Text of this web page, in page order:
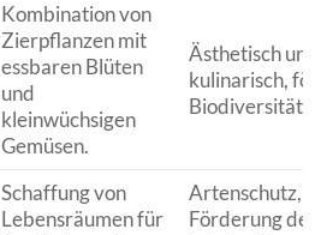
Kombination von
Zierpflanzen mit
essbaren Blüten
und
kleinwüchsigen
Gemüsen.
Ästhetisch und
kulinarisch,
Biodiversität.
Schaffung von
Lebensräumen für
Artenschutz,
Förderung der